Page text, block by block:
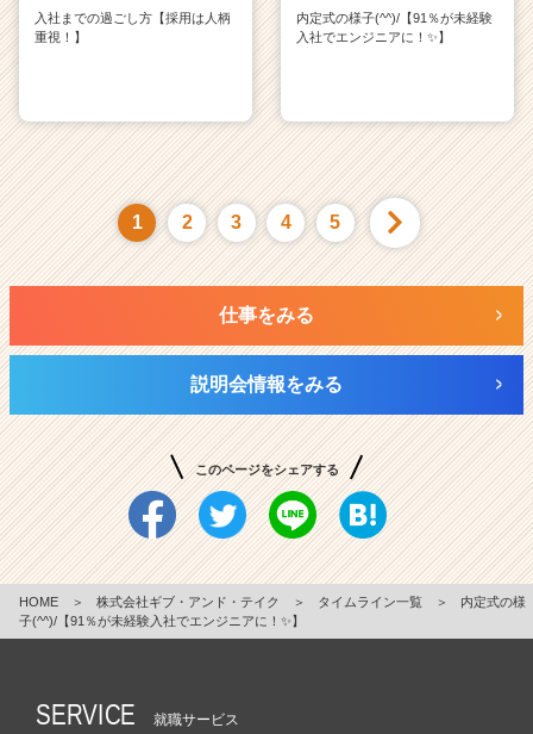
入社までの過ごし方【採用は人柄
重視！】
内定式の様子(^^)/【91％が未経験
入社でエンジニアに！✨】
1 2 3 4 5
仕事をみる
説明会情報をみる
このページをシェアする
HOME ＞ 株式会社ギブ・アンド・テイク ＞ タイムライン一覧 ＞
内定式の様
子(^^)/【91％が未経験入社でエンジニアに！✨】
SERVICE 就職サービス